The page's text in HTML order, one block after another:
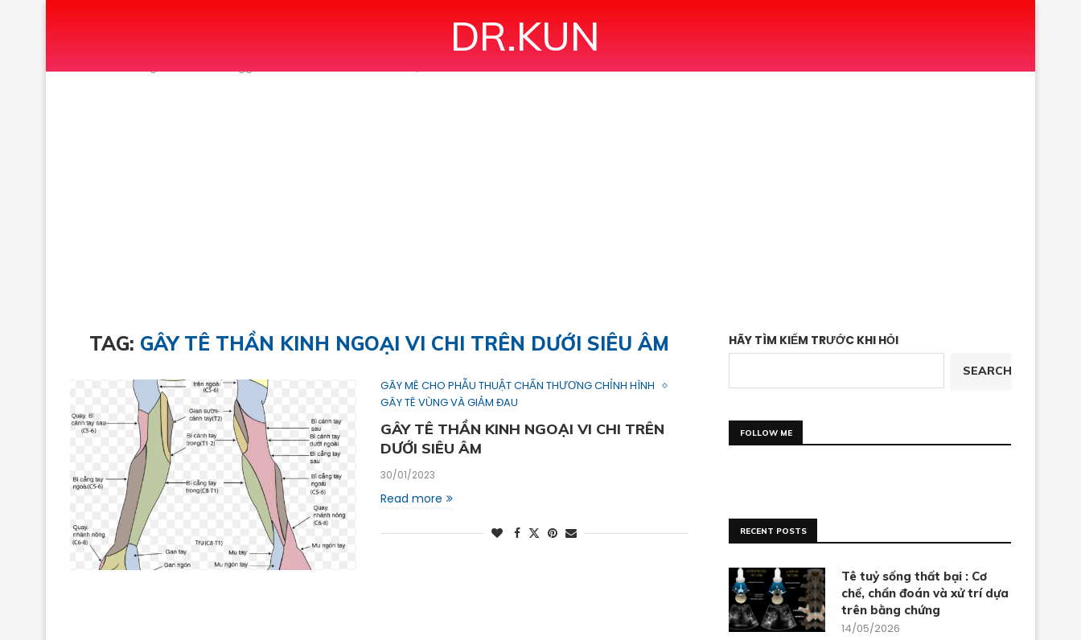
DR.KUN
TAG: GÂY TÊ THẦN KINH NGOẠI VI CHI TRÊN DƯỚI SIÊU ÂM
GÂY MÊ CHO PHẪU THUẬT CHẤN THƯƠNG CHỈNH HÌNH
GÂY TÊ VÙNG VÀ GIẢM ĐAU
GÂY TÊ THẦN KINH NGOẠI VI CHI TRÊN
DƯỚI SIÊU ÂM
30/01/2023
Read more
HÃY TÌM KIẾM TRƯỚC KHI HỎI
SEARCH
FOLLOW ME
RECENT POSTS
Tê tuỷ sống thất bại : Cơ
chế, chẩn đoán và xử trí dựa
trên bằng chứng
14/05/2026